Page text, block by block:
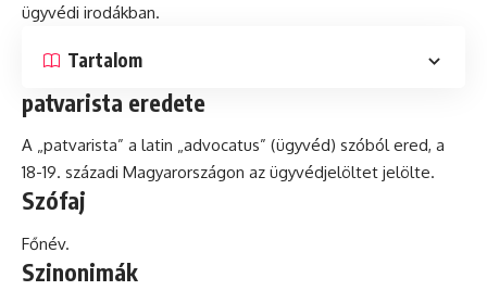
ügyvédi irodákban.
Tartalom
patvarista eredete
A „patvarista” a latin „advocatus” (ügyvéd) szóból ered, a
18-19. századi Magyarországon az ügyvédjelöltet jelölte.
Szófaj
Főnév.
Szinonimák